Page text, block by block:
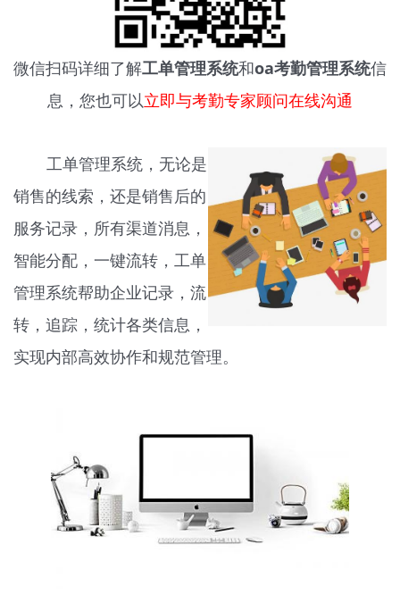
微信扫码详细了解工单管理系统和oa考勤管理系统信
息，您也可以立即与考勤专家顾问在线沟通
工单管理系统，无论是
销售的线索，还是销售后的
服务记录，所有渠道消息，
智能分配，一键流转，工单
管理系统帮助企业记录，流
转，追踪，统计各类信息，
实现内部高效协作和规范管理。